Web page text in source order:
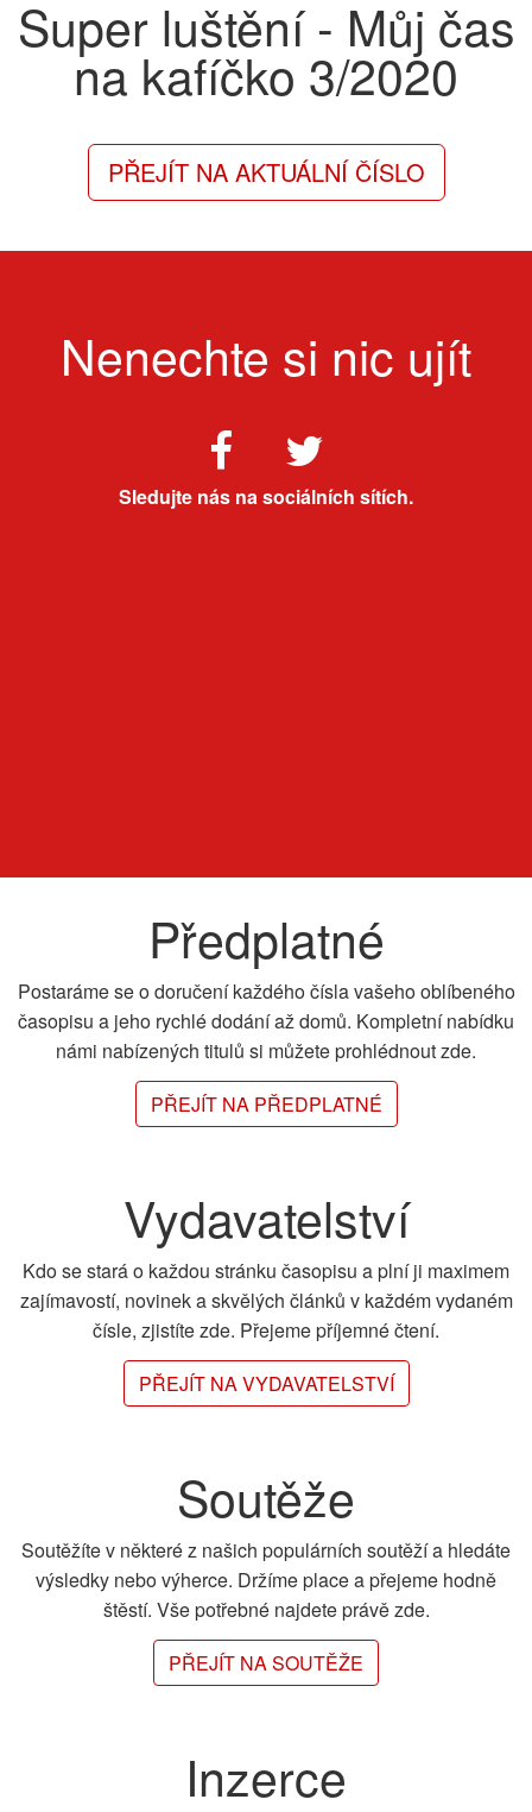
Super luštění - Můj čas
na kafíčko 3/2020
PŘEJÍT NA AKTUÁLNÍ ČÍSLO
Nenechte si nic ujít
Sledujte nás na sociálních sítích.
Předplatné
Postaráme se o doručení každého čísla vašeho oblíbeného
časopisu a jeho rychlé dodání až domů. Kompletní nabídku
námi nabízených titulů si můžete prohlédnout zde.
PŘEJÍT NA PŘEDPLATNÉ
Vydavatelství
Kdo se stará o každou stránku časopisu a plní ji maximem
zajímavostí, novinek a skvělých článků v každém vydaném
čísle, zjistíte zde. Přejeme příjemné čtení.
PŘEJÍT NA VYDAVATELSTVÍ
Soutěže
Soutěžíte v některé z našich populárních soutěží a hledáte
výsledky nebo výherce. Držíme place a přejeme hodně
štěstí. Vše potřebné najdete právě zde.
PŘEJÍT NA SOUTĚŽE
Inzerce